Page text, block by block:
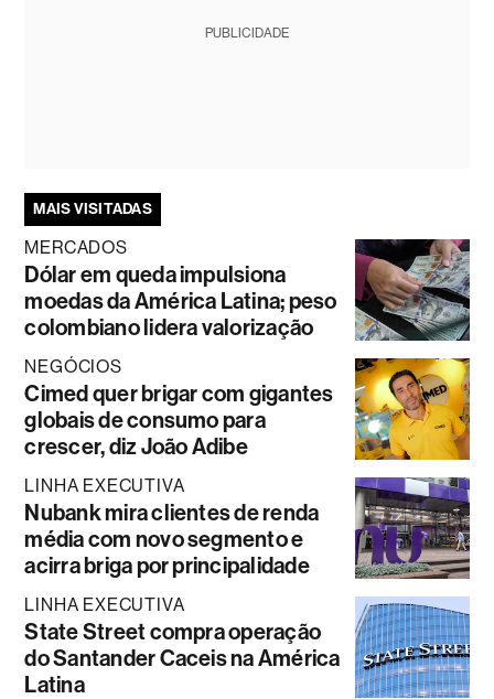
PUBLICIDADE
MAIS VISITADAS
MERCADOS
Dólar em queda impulsiona
moedas da América Latina; peso
colombiano lidera valorização
NEGÓCIOS
Cimed quer brigar com gigantes
globais de consumo para
crescer, diz João Adibe
LINHA EXECUTIVA
Nubank mira clientes de renda
média com novo segmento e
acirra briga por principalidade
LINHA EXECUTIVA
State Street compra operação
do Santander Caceis na América
Latina